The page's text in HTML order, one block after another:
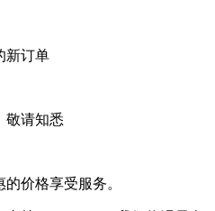
新订单
敬请知悉
价格享受服务。